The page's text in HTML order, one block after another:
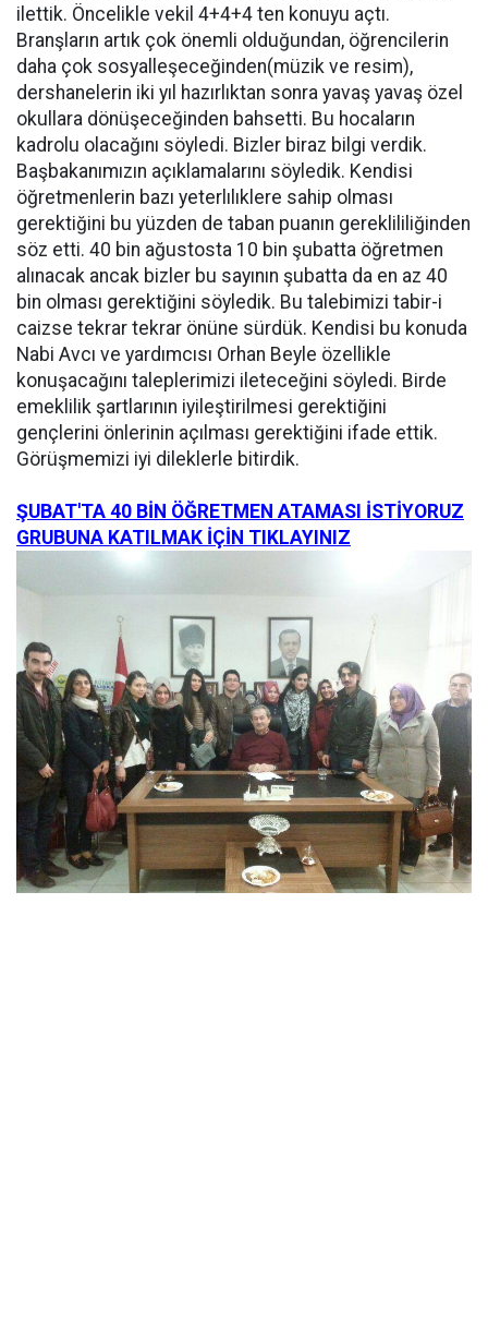
ilettik. Öncelikle vekil 4+4+4 ten konuyu açtı.
Branşların artık çok önemli olduğundan, öğrencilerin
daha çok sosyalleşeceğinden(müzik ve resim),
dershanelerin iki yıl hazırlıktan sonra yavaş yavaş özel
okullara dönüşeceğinden bahsetti. Bu hocaların
kadrolu olacağını söyledi. Bizler biraz bilgi verdik.
Başbakanımızın açıklamalarını söyledik. Kendisi
öğretmenlerin bazı yeterlılıklere sahip olması
gerektiğini bu yüzden de taban puanın gereklililiğinden
söz etti. 40 bin ağustosta 10 bin şubatta öğretmen
alınacak ancak bizler bu sayının şubatta da en az 40
bin olması gerektiğini söyledik. Bu talebimizi tabir-i
caizse tekrar tekrar önüne sürdük. Kendisi bu konuda
Nabi Avcı ve yardımcısı Orhan Beyle özellikle
konuşacağını taleplerimizi ileteceğini söyledi. Birde
emeklilik şartlarının iyileştirilmesi gerektiğini
gençlerini önlerinin açılması gerektiğini ifade ettik.
Görüşmemizi iyi dileklerle bitirdik.
ŞUBAT'TA 40 BİN ÖĞRETMEN ATAMASI İSTİYORUZ
GRUBUNA KATILMAK İÇİN TIKLAYINIZ